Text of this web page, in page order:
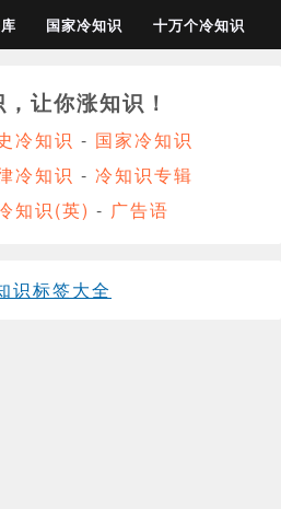
国家冷知识 十万个冷知识
让你涨知识！
冷知识 - 国家冷知识
冷知识 - 冷知识专辑
知识(英) - 广告语
识标签大全